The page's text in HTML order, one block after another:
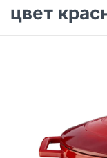
цвет